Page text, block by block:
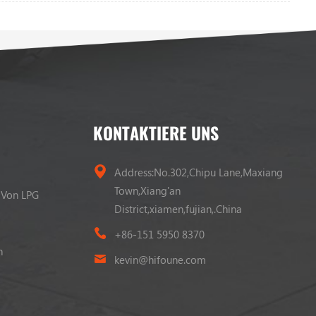
LPG
KONTAKTIERE UNS
Address:No.302,Chipu Lane,Maxiang
Town,Xiang'an
District,xiamen,fujian,.China
+86-151 5950 8370
kevin@hifoune.com